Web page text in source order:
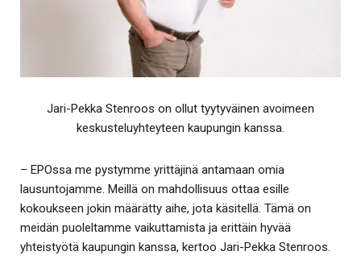
Jari-Pekka Stenroos on ollut tyytyväinen avoimeen
keskusteluyhteyteen kaupungin kanssa.
– EPOssa me pystymme yrittäjinä antamaan omia
lausuntojamme. Meillä on mahdollisuus ottaa esille
kokoukseen jokin määrätty aihe, jota käsitellä. Tämä on
meidän puoleltamme vaikuttamista ja erittäin hyvää
yhteistyötä kaupungin kanssa, kertoo Jari-Pekka Stenroos.